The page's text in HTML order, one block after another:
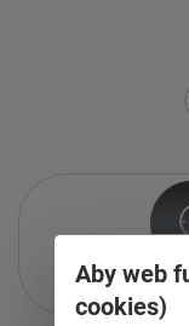
Více
Aby web
cookies)